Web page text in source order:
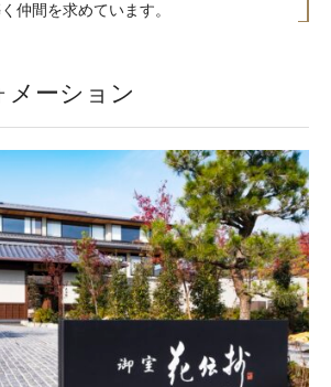
仲間を求めています。
メーション